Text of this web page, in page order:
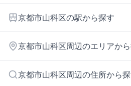
京都市山科区の駅から探す
東野
京都市山科区周辺のエリアか
大津・草津エリア
京都市山科区周辺の住所から